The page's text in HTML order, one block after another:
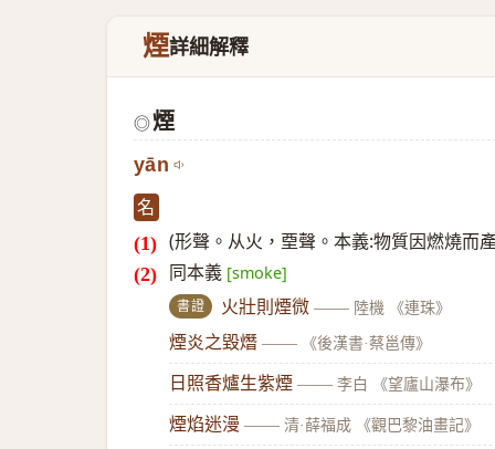
煙詳細解釋
◎煙
yān
名
(形聲。从火，垔聲。本義:物質因燃燒而
同本義 [smoke]
書證 火壯則煙微 —— 陸機 《連珠》
煙炎之毀熸 —— 《後漢書·蔡邕傳》
日照香爐生紫煙 —— 李白 《望廬山瀑布》
煙焰迷漫 —— 清·薛福成 《觀巴黎油畫記》